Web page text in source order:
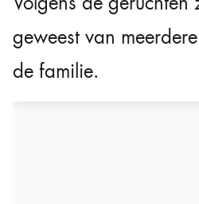
geweest van
de familie.